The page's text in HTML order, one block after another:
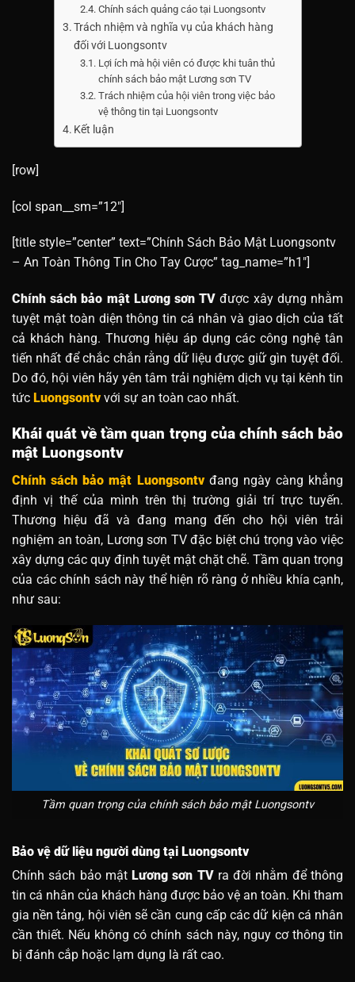
Chính sách quảng cáo tại Luongsontv
Trách nhiệm và nghĩa vụ của khách hàng
đối với Luongsontv
Lợi ích mà hội viên có được khi tuân thủ
chính sách bảo mật Lương sơn TV
Trách nhiệm của hội viên trong việc bảo
vệ thông tin tại Luongsontv
Kết luận
[row]
[col span__sm=”12″]
[title style=”center” text=”Chính Sách Bảo Mật Luongsontv
– An Toàn Thông Tin Cho Tay Cược” tag_name=”h1″]
Chính sách bảo mật Lương sơn TV được xây dựng nhằm
tuyệt mật toàn diện thông tin cá nhân và giao dịch của tất
cả khách hàng. Thương hiệu áp dụng các công nghệ tân
tiến nhất để chắc chắn rằng dữ liệu được giữ gìn tuyệt đối.
Do đó, hội viên hãy yên tâm trải nghiệm dịch vụ tại kênh tin
tức Luongsontv với sự an toàn cao nhất.
Khái quát về tầm quan trọng của chính sách bảo
mật Luongsontv
Chính sách bảo mật Luongsontvđang ngày càng khẳng
định vị thế của mình trên thị trường giải trí trực tuyến.
Thương hiệu đã và đang mang đến cho hội viên trải
nghiệm an toàn, Lương sơn TV đặc biệt chú trọng vào việc
xây dựng các quy định tuyệt mật chặt chẽ. Tầm quan trọng
của các chính sách này thể hiện rõ ràng ở nhiều khía cạnh,
như sau:
Tầm quan trọng của chính sách bảo mật Luongsontv
Bảo vệ dữ liệu người dùng tại Luongsontv
Chính sách bảo mậtLương sơn TVra đời nhằm để thông
tin cá nhân của khách hàng được bảo vệ an toàn. Khi tham
gia nền tảng, hội viên sẽ cần cung cấp các dữ kiện cá nhân
cần thiết. Nếu không có chính sách này, nguy cơ thông tin
bị đánh cắp hoặc lạm dụng là rất cao.